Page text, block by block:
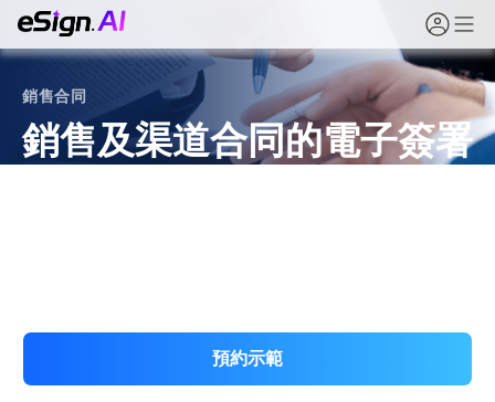
銷售合同
銷售及渠道合同的電子簽署
預約示範